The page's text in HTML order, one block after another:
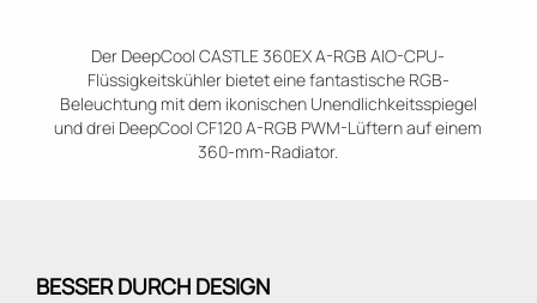
Der DeepCool CASTLE 360EX A-RGB AIO-CPU-
Flüssigkeitskühler bietet eine fantastische RGB-
Beleuchtung mit dem ikonischen Unendlichkeitsspiegel
und drei DeepCool CF120 A-RGB PWM-Lüftern auf einem
360-mm-Radiator.
BESSER DURCH DESIGN